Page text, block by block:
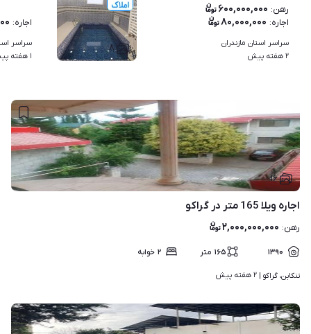
۸
رهن: ۶۰۰,۰۰۰,۰۰۰
اجاره: ۸۰,۰۰۰,۰۰۰
سراسر استان مازندران
۲ هفته پیش
اجاره:
سراسر
۱ هفته پیش
۱۶
اجاره ویلا 165 متر در گراکو
رهن: ۲,۰۰۰,۰۰۰,۰۰۰
۱۳۹۰ ۱۶۵ متر ۲ خوابه
تنکابن، گراکو | ۲ هفته پیش